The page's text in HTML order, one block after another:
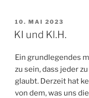
VERÖFFENTLICHT
AM
10. MAI 2023
KI und Kl.H.
Ein grundlegendes
zu sein, dass jeder
glaubt. Derzeit hat
von dem, was uns